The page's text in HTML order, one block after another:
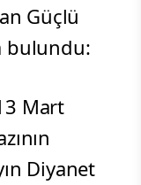
Güçlü
bulundu:
Mart
Diyanet